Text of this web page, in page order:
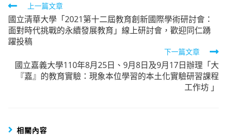
Read
more
articles
上一篇文章
國立清華大學「2021第十二屆教育創新國際學術研討會：
面對時代挑戰的永續發展教育」線上研討會，歡迎同仁踴
躍投稿
下一篇文章
國立嘉義大學110年8月25日、9月8日及9月17日辦理「大
『嘉』的教育實驗：現象本位學習的本土化實驗研習課程
工作坊 」
相關內容